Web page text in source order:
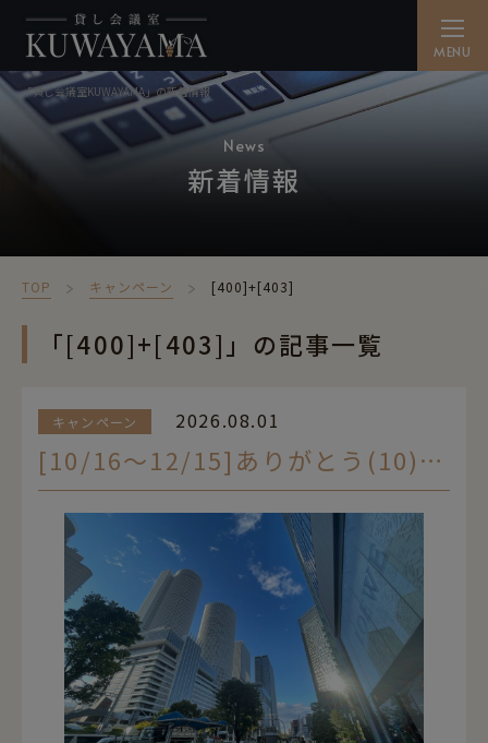
貸し会議室を探す
SEARCH
備品・ケータリング
ご利用方法
HOW TO
アクセス
ACCESS
よくある質問
FAQ
052-589-6850
営業時間
平日・土曜 9:00～21:00 日祝休
（最終受付 / 平日17:00 土曜13:30）
電話受付時間 平日9:00-17:00 土曜9:00-13:30 日祝休
「貸し会議室KUWAYAMA」の新着情報
News
新着情報
TOP キャンペーン [400]+[403]
「[400]+[403]」の記事一覧
キャンペーン 2026.08.01
[10/16～12/15]ありがとう(10)キャンペーン